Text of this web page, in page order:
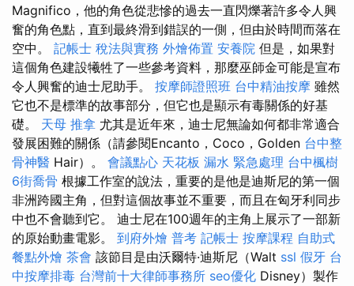
Magnifico，他的角色從悲慘的過去一直閃爍著許多令人興
奮的角色點，直到最終滑到錯誤的一側，但由於時間而落在
空中。 記帳士 稅法與實務 外燴佈置 安養院 但是，如果對
這個角色建設犧牲了一些參考資料，那麼巫師金可能是宣布
令人興奮的迪士尼助手。 按摩師證照班 台中精油按摩 雖然
它也不是標準的故事部分，但它也是顯示有毒關係的好基
礎。 天母 推拿 尤其是近年來，迪士尼無論如何都非常適合
發展困難的關係（請參閱Encanto，Coco，Golden 台中整
骨神醫 Hair）。 會議點心 天花板 漏水 緊急處理 台中楓樹
6街喬骨 根據工作室的說法，重要的是他是迪斯尼的第一個
非洲跨國主角，但對這個故事並不重要，而且在匈牙利同步
中也不會聽到它。 迪士尼在100週年的主角上展示了一部新
的原始動畫電影。 到府外燴 普考 記帳士 按摩課程 自助式
餐點外燴 茶會 該節目是由沃爾特·迪斯尼（Walt ssl 假牙 台
中按摩排毒 台灣前十大律師事務所 seo優化 Disney）製作